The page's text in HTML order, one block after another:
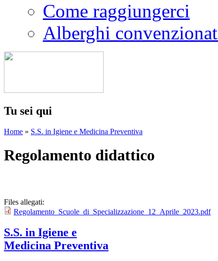
Come raggiungerci
Alberghi
Tu sei qui
Home » S.S. in Igiene e Medicina Preventiva
Regolamento didattico
Files allegati:
Regolamento_Scuole_di_Specializzazione_12_Aprile_2023.pdf
S.S. in Igiene e
Medicina Preventiva